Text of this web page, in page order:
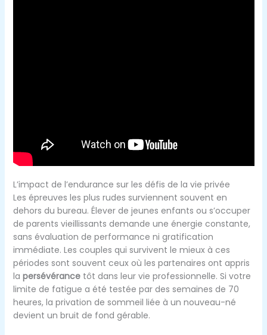
L’impact de l’endurance sur les défis de la vie privée
Les épreuves les plus rudes surviennent souvent en
dehors du bureau. Élever de jeunes enfants ou s’occuper
de parents vieillissants demande une énergie constante,
sans évaluation de performance ni gratification
immédiate. Les couples qui survivent le mieux à ces
périodes sont souvent ceux où les partenaires ont appris
la persévérancetôt dans leur vie professionnelle. Si votre
limite de fatigue a été testée par des semaines de 70
heures, la privation de sommeil liée à un nouveau-né
devient un bruit de fond gérable.